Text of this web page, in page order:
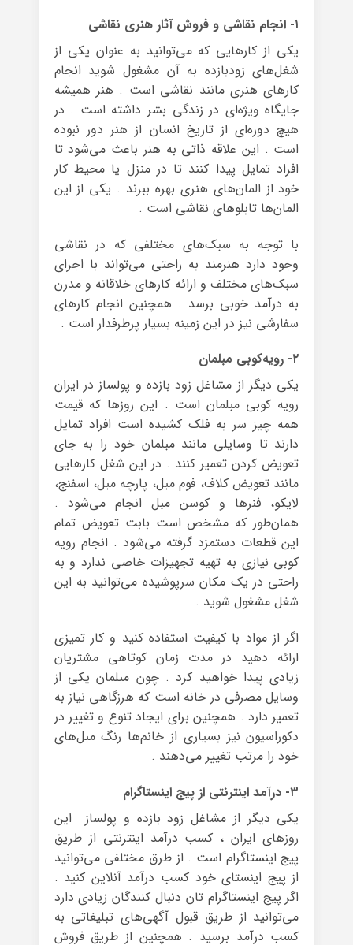
۱- انجام نقاشی و فروش آثار هنری نقاشی
یکی از کارهایی که می‌توانید به عنوان یکی از
شغل‌های زودبازده به آن مشغول شوید انجام
کارهای هنری مانند نقاشی است . هنر همیشه
جایگاه ویژه‌ای در زندگی بشر داشته است . در
هیچ دوره‌ای از تاریخ انسان از هنر دور نبوده
است . این علاقه ذاتی به هنر باعث می‌شود تا
افراد تمایل پیدا کنند تا در منزل یا محیط کار
خود از المان‌های هنری بهره ببرند . یکی از این
المان‌ها تابلوهای نقاشی است .
با توجه به سبک‌های مختلفی که در نقاشی
وجود دارد هنرمند به راحتی می‌تواند با اجرای
سبک‌های مختلف و ارائه کارهای خلاقانه و مدرن
به درآمد خوبی برسد . همچنین انجام کارهای
سفارشی نیز در این زمینه بسیار پرطرفدار است .
۲- رویه‌کوبی مبلمان
یکی دیگر از مشاغل زود بازده و پولساز در ایران
رویه کوبی مبلمان است . این روزها که قیمت
همه چیز سر به فلک کشیده است افراد تمایل
دارند تا وسایلی مانند مبلمان خود را به جای
تعویض کردن تعمیر کنند . در این شغل کارهایی
مانند تعویض کلاف، فوم مبل، پارچه مبل، اسفنج،
لایکو، فنرها و کوسن مبل انجام می‌شود .
همان‌طور که مشخص است بابت تعویض تمام
این قطعات دستمزد گرفته می‌شود . انجام رویه
کوبی نیازی به تهیه تجهیزات خاصی ندارد و به
راحتی در یک مکان سرپوشیده می‌توانید به این
شغل مشغول شوید .
اگر از مواد با کیفیت استفاده کنید و کار تمیزی
ارائه دهید در مدت زمان کوتاهی مشتریان
زیادی پیدا خواهید کرد . چون مبلمان یکی از
وسایل مصرفی در خانه است که هرزگاهی نیاز به
تعمیر دارد . همچنین برای ایجاد تنوع و تغییر در
دکوراسیون نیز بسیاری از خانم‌ها رنگ مبل‌های
خود را مرتب تغییر می‌دهند .
۳- درآمد اینترنتی از پیج اینستاگرام
یکی دیگر از مشاغل زود بازده و پولساز این
روزهای ایران ، کسب درآمد اینترنتی از طریق
پیج اینستاگرام است . از طرق مختلفی می‌توانید
از پیج اینستای خود کسب درآمد آنلاین کنید .
اگر پیج اینستاگرام تان دنبال کنندگان زیادی دارد
می‌توانید از طریق قبول آگهی‌های تبلیغاتی به
کسب درآمد برسید . همچنین از طریق فروش